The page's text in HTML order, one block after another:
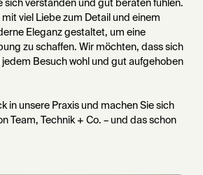
sich verstanden und gut beraten fühlen.
viel Liebe zum Detail und einem
Eleganz gestaltet, um eine
zu schaffen. Wir möchten, dass sich
jedem Besuch wohl und gut aufgehoben
in unsere Praxis und machen Sie sich
Team, Technik + Co. – und das schon